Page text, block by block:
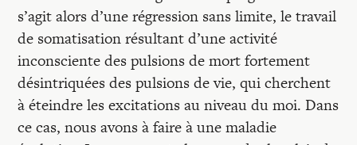
s’agit alors d’une régression sans limite, le travail
de somatisation résultant d’une activité
inconsciente des pulsions de mort fortement
désintriquées des pulsions de vie, qui cherchent
à éteindre les excitations au niveau du moi. Dans
ce cas, nous avons à faire à une maladie